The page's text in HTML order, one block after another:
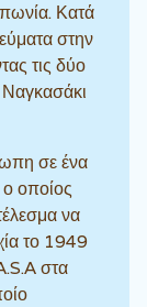
Κατά
στην
τις δύο
σε ένα
οποίος
να
το 1949
στα